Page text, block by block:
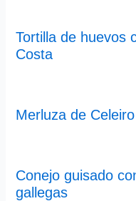
Tortilla de huevos
Costa
Merluza de Celeiro
Conejo guisado
gallegas